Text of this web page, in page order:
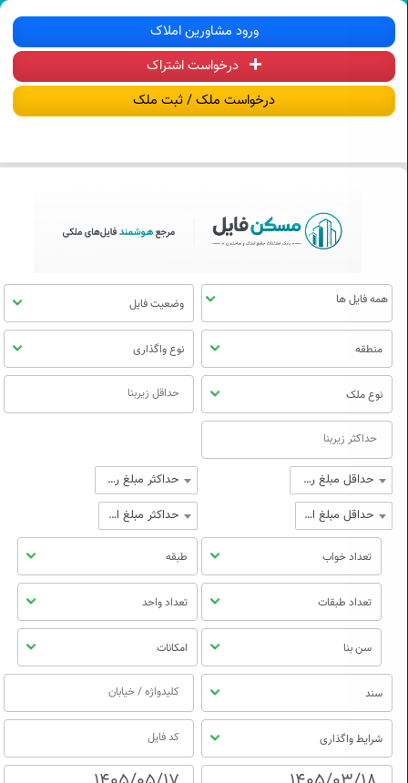
مسکن فایل | خرید، فروش، رهن و اجاره
ورود مشاورین املاک
درخواست اشتراک
درخواست ملک / ثبت ملک
مسکن
فایل
وضعیت فایل
منطقه نوع واگذاری
نوع ملک
حداقل مبلغ رهن
حداکثر مبلغ رهن
حداقل مبلغ اجاره
حداکثر مبلغ اجاره
تعداد خواب طبقه
تعداد طبقات تعداد واحد
سن بنا امکانات
سند
شرایط واگذاری